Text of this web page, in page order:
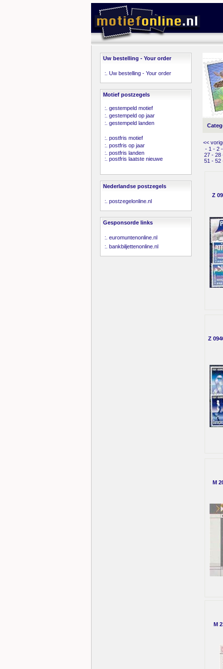
Uw bestelling - Your order
:. Uw bestelling - Your order
Motief postzegels
:. gestempeld motief
:. gestempeld op jaar
:. gestempeld landen
:. postfris motief
:. postfris op jaar
:. postfris landen
:. postfris laatste nieuwe
Nederlandse postzegels
:. postzegelonline.nl
Gesponsorde links
:. euromuntenonline.nl
:. bankbiljettenonline.nl
<<
- 1 - 2
27- 28
51 - 52
Z
Z
M
M